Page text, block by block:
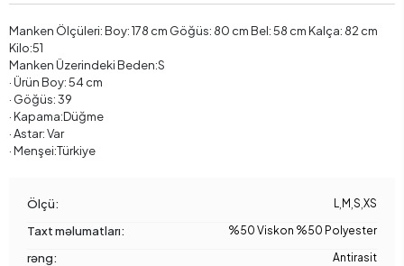
Manken Ölçüleri: Boy: 178 cm Göğüs: 80 cm Bel: 58 cm Kalça: 82 cm
Kilo:51
Manken Üzerindeki Beden:S
· Ürün Boy: 54 cm
· Göğüs: 39
· Kapama:Düğme
· Astar: Var
· Menşei:Türkiye
Ölçü: L M S XS
Taxt məlumatları: %50 Viskon %50 Polyester
rəng: Antirasit